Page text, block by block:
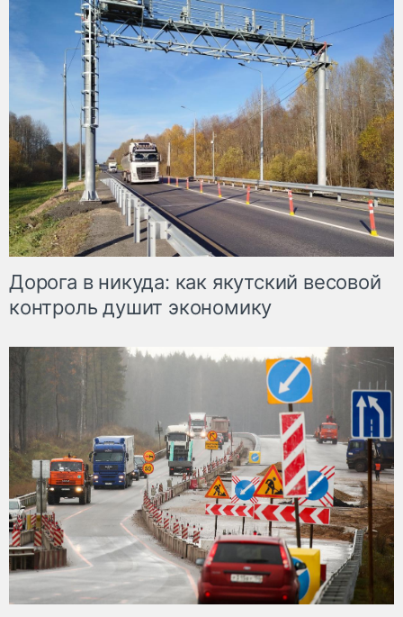
Дорога в никуда: как якутский весовой
контроль душит экономику